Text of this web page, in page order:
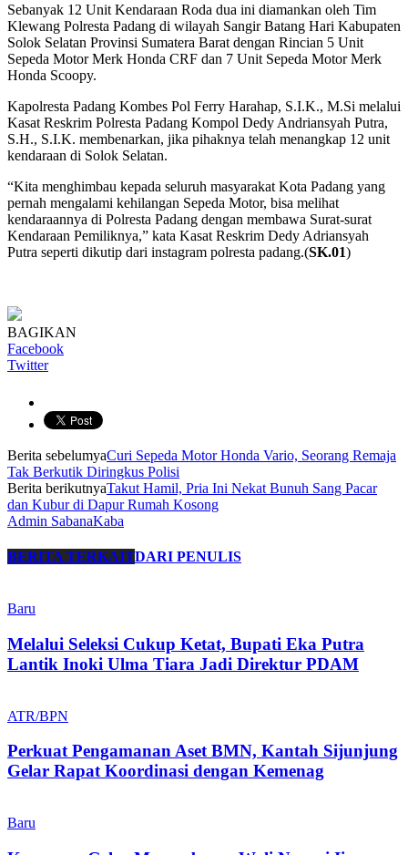
Sebanyak 12 Unit Kendaraan Roda dua ini diamankan oleh Tim
Klewang Polresta Padang di wilayah Sangir Batang Hari Kabupaten
Solok Selatan Provinsi Sumatera Barat dengan Rincian 5 Unit
Sepeda Motor Merk Honda CRF dan 7 Unit Sepeda Motor Merk
Honda Scoopy.
Kapolresta Padang Kombes Pol Ferry Harahap, S.I.K., M.Si melalui
Kasat Reskrim Polresta Padang Kompol Dedy Andriansyah Putra,
S.H., S.I.K. membenarkan, jika pihaknya telah menangkap 12 unit
kendaraan di Solok Selatan.
“Kita menghimbau kepada seluruh masyarakat Kota Padang yang
pernah mengalami kehilangan Sepeda Motor, bisa melihat
kendaraannya di Polresta Padang dengan membawa Surat-surat
Kendaraan Pemiliknya,” kata Kasat Reskrim Dedy Adriansyah
Putra seperti dikutip dari instagram polresta padang.(SK.01)
BAGIKAN
Facebook
Twitter
Berita sebelumyaCuri Sepeda Motor Honda Vario, Seorang Remaja
Tak Berkutik Diringkus Polisi
Berita berikutnyaTakut Hamil, Pria Ini Nekat Bunuh Sang Pacar
dan Kubur di Dapur Rumah Kosong
Admin SabanaKaba
BERITA TERKAITDARI PENULIS
Baru
Melalui Seleksi Cukup Ketat, Bupati Eka Putra
Lantik Inoki Ulma Tiara Jadi Direktur PDAM
ATR/BPN
Perkuat Pengamanan Aset BMN, Kantah Sijunjung
Gelar Rapat Koordinasi dengan Kemenag
Baru